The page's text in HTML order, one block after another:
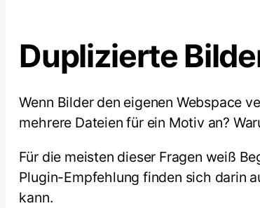
Duplizierte
Wenn Bilder den eigenen Webspace
mehrere Dateien für ein Motiv an?
Für die meisten dieser Fragen weiß
Plugin-Empfehlung finden sich darin
kann.